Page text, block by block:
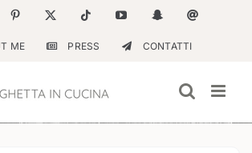
Pinterest Tiktok YouTubeSnapchatEmail
ME PRESS CONTATTI